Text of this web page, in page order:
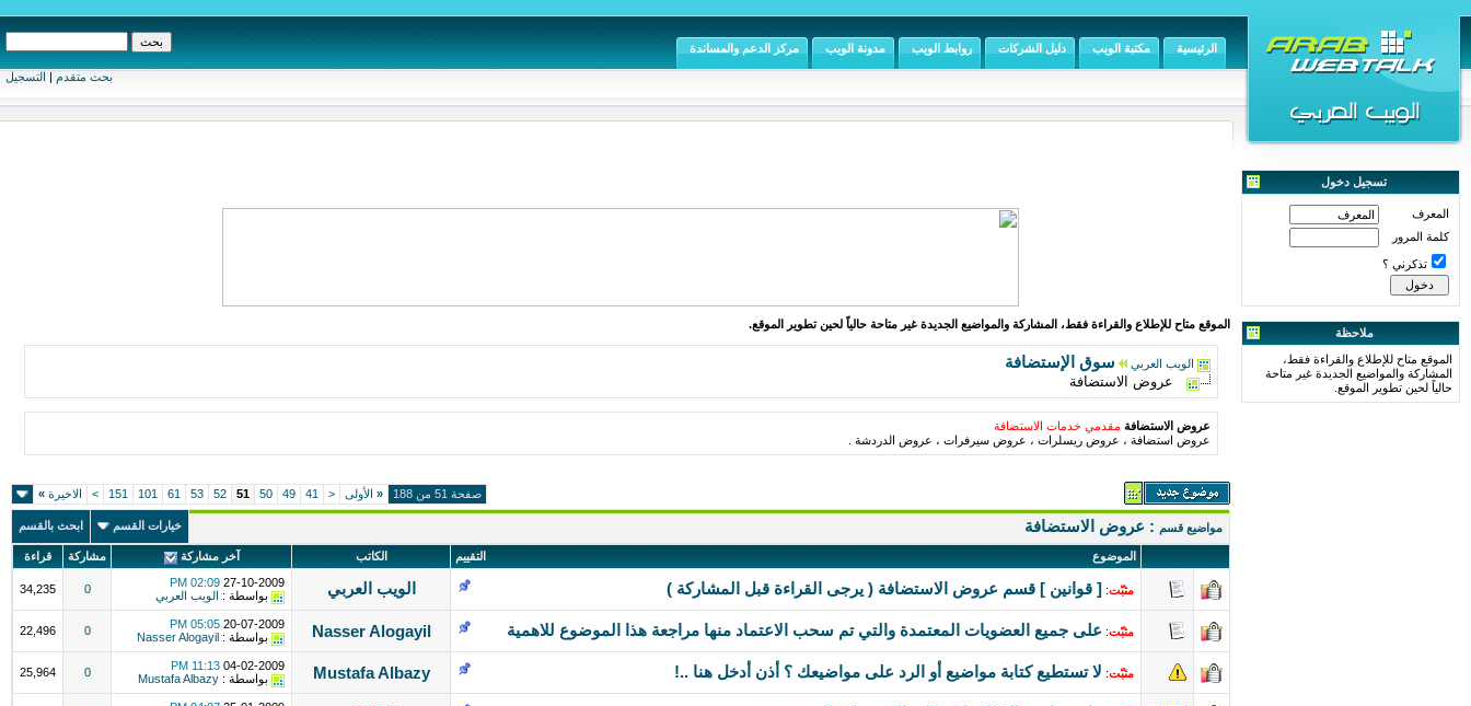
بحث متقدم | التسجيل
الرئيسية مكتبة الويب دليل الشركات روابط الويب مدونة الويب مركز الدعم والمساندة
تسجيل دخول
المعرف
كلمة المرور
تذكرني ؟
ملاحظة
الموقع متاح للإطلاع والقراءة فقط،
المشاركة والمواضيع الجديدة غير متاحة
حالياً لحين تطوير الموقع.
الموقع متاح للإطلاع والقراءة فقط، المشاركة والمواضيع الجديدة غير متاحة حالياً لحين تطوير الموقع.
الويب العربي سوق الإستضافة
عروض الاستضافة
عروض الاستضافة مقدمي خدمات الاستضافة
عروض استضافة ، عروض ريسلرات ، عروض سيرفرات ، عروض الدردشة .
صفحة 51 من 188 « الأولى <
41
49
50
51
52
53
61
101
151
> الاخيرة »
مواضيع قسم : عروض الاستضافة خيارات القسم ابحث بالقسم
التقييم الموضوع الكاتب آخر مشاركة مشاركة قراءة
مثبّت: [ قوانين ] قسم عروض الاستضافة ( يرجى القراءة قبل المشاركة ) الويب العربي 27-10-2009
02:09 PM
بواسطة :
الويب العربي 0
34,235
مثبّت: على جميع العضويات المعتمدة والتي تم سحب الاعتماد منها مراجعة هذا الموضوع للاهمية Nasser Alogayil
20-07-2009
05:05 PM
بواسطة : Nasser Alogayil
0
22,496
مثبّت: لا تستطيع كتابة مواضيع أو الرد على مواضيعك ؟ أذن أدخل هنا ..! Mustafa Albazy
04-02-2009
11:13 PM
بواسطة : Mustafa Albazy
0
25,964